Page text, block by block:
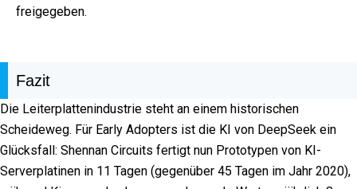
freigegeben.
Fazit
Die Leiterplattenindustrie steht an einem historischen
Scheideweg. Für Early Adopters ist die KI von DeepSeek ein
Glücksfall: Shennan Circuits fertigt nun Prototypen von KI-
Serverplatinen in 11 Tagen (gegenüber 45 Tagen im Jahr 2020),